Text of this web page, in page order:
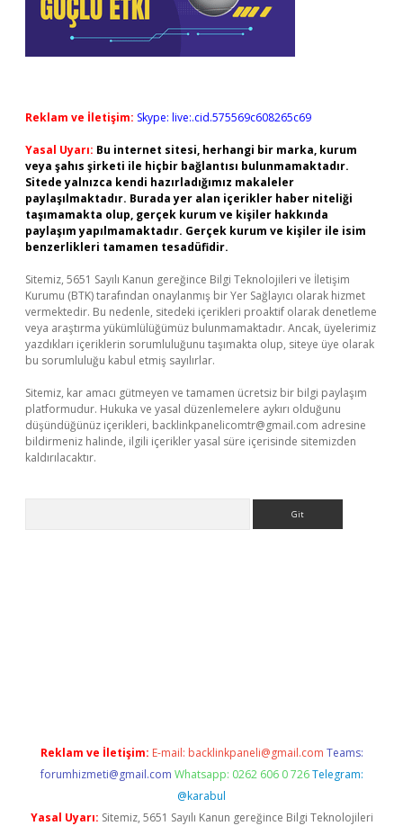
Reklam ve İletişim: Skype: live:.cid.575569c608265c69
Yasal Uyarı: Bu internet sitesi, herhangi bir marka, kurum
veya şahıs şirketi ile hiçbir bağlantısı bulunmamaktadır.
Sitede yalnızca kendi hazırladığımız makaleler
paylaşılmaktadır. Burada yer alan içerikler haber niteliği
taşımamakta olup, gerçek kurum ve kişiler hakkında
paylaşım yapılmamaktadır. Gerçek kurum ve kişiler ile isim
benzerlikleri tamamen tesadüfidir.
Sitemiz, 5651 Sayılı Kanun gereğince Bilgi Teknolojileri ve İletişim
Kurumu (BTK) tarafından onaylanmış bir Yer Sağlayıcı olarak hizmet
vermektedir. Bu nedenle, sitedeki içerikleri proaktif olarak denetleme
veya araştırma yükümlülüğümüz bulunmamaktadır. Ancak, üyelerimiz
yazdıkları içeriklerin sorumluluğunu taşımakta olup, siteye üye olarak
bu sorumluluğu kabul etmiş sayılırlar.
Sitemiz, kar amacı gütmeyen ve tamamen ücretsiz bir bilgi paylaşım
platformudur. Hukuka ve yasal düzenlemelere aykırı olduğunu
düşündüğünüz içerikleri, backlinkpanelicomtr@gmail.com adresine
bildirmeniz halinde, ilgili içerikler yasal süre içerisinde sitemizden
kaldırılacaktır.
Reklam ve İletişim: E-mail: backlinkpaneli@gmail.com Teams:
forumhizmeti@gmail.com Whatsapp: 0262 606 0 726 Telegram:
@karabul
Yasal Uyarı: Sitemiz, 5651 Sayılı Kanun gereğince Bilgi Teknolojileri